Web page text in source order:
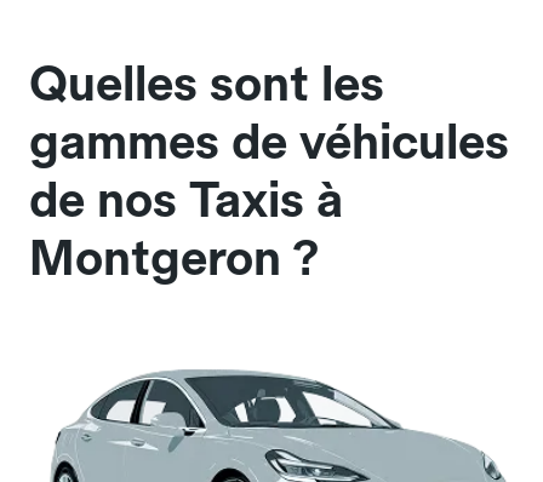
Quelles sont les
gammes de véhicules
de nos Taxis à
Montgeron ?